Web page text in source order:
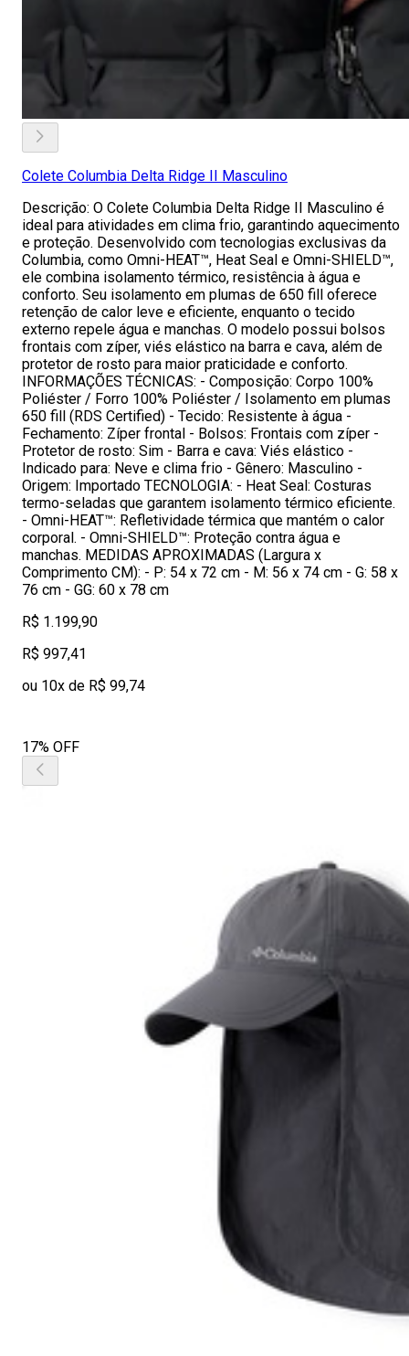
Colete Columbia Delta Ridge II Masculino
Descrição: O Colete Columbia Delta Ridge II Masculino é
ideal para atividades em clima frio, garantindo aquecimento
e proteção. Desenvolvido com tecnologias exclusivas da
Columbia, como Omni-HEAT™, Heat Seal e Omni-SHIELD™,
ele combina isolamento térmico, resistência à água e
conforto. Seu isolamento em plumas de 650 fill oferece
retenção de calor leve e eficiente, enquanto o tecido
externo repele água e manchas. O modelo possui bolsos
frontais com zíper, viés elástico na barra e cava, além de
protetor de rosto para maior praticidade e conforto.
INFORMAÇÕES TÉCNICAS: - Composição: Corpo 100%
Poliéster / Forro 100% Poliéster / Isolamento em plumas
650 fill (RDS Certified) - Tecido: Resistente à água -
Fechamento: Zíper frontal - Bolsos: Frontais com zíper -
Protetor de rosto: Sim - Barra e cava: Viés elástico -
Indicado para: Neve e clima frio - Gênero: Masculino -
Origem: Importado TECNOLOGIA: - Heat Seal: Costuras
termo-seladas que garantem isolamento térmico eficiente.
- Omni-HEAT™: Refletividade térmica que mantém o calor
corporal. - Omni-SHIELD™: Proteção contra água e
manchas. MEDIDAS APROXIMADAS (Largura x
Comprimento CM): - P: 54 x 72 cm - M: 56 x 74 cm - G: 58 x
76 cm - GG: 60 x 78 cm
R$ 1.199,90
R$ 997,41
ou 10x de R$ 99,74
17% OFF